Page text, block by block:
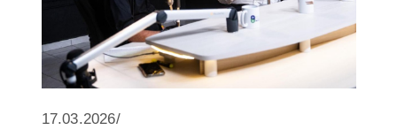
17.03.2026/